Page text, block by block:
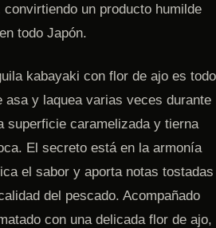
un producto humilde
todo Japón.
kabayaki con flor de ajo es todo
asa y laquea varias veces durante
superficie caramelizada y tierna
El secreto está en la armonía
el sabor y aporta notas tostadas
del pescado. Acompañado
con una delicada flor de ajo,